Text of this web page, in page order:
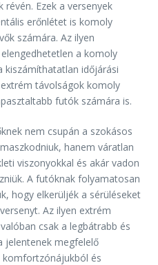
révén. Ezek a versenyek
erőnlétet is komoly
számára. Az ilyen
a komoly
kiszámíthatatlan időjárási
távolságok komoly
futók számára is.
nem csupán a szokásos
hanem váratlan
viszonyokkal és akár vadon
A futóknak folyamatosan
hogy elkerüljék a sérüléseket
Az ilyen extrém
csak a legbátrabb és
jelentenek megfelelő
komfortzónájukból és